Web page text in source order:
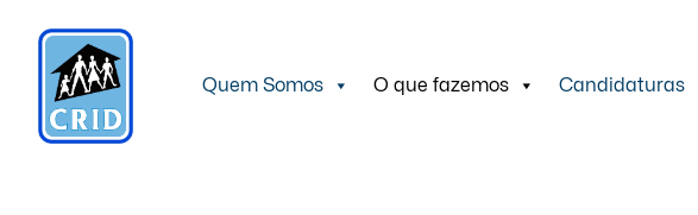
Quem Somos O que fazemos Candidaturas